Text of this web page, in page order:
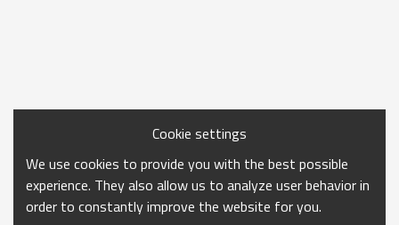
Cookie settings
We use cookies to provide you with the best possible
experience. They also allow us to analyze user behavior in
order to constantly improve the website for you.